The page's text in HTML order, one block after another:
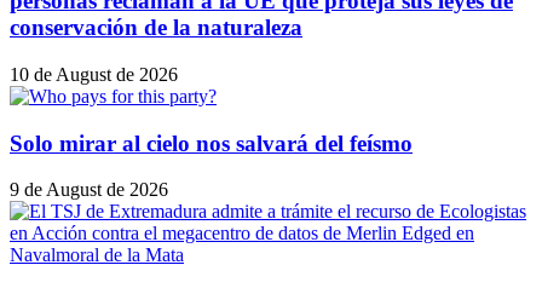
conservación de la naturaleza
10 de August de 2026
Solo mirar al cielo nos salvará del feísmo
9 de August de 2026